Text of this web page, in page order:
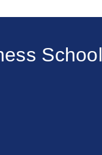
School